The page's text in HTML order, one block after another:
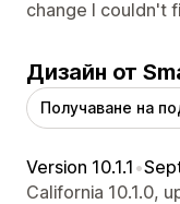
change I couldn't
Дизайн от
Получаване на
Version 10.1.1 •
California 10.1.0,